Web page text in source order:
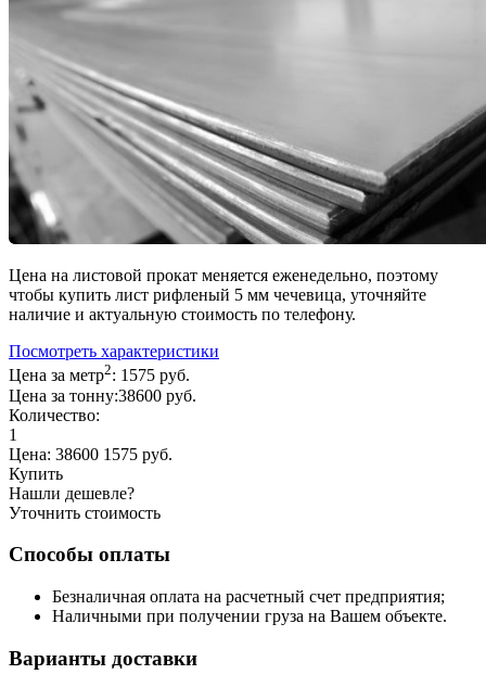
Цена на листовой прокат меняется еженедельно, поэтому
чтобы купить лист рифленый 5 мм чечевица, уточняйте
наличие и актуальную стоимость по телефону.
Посмотреть характеристики
Цена за метр2: 1575 руб.
Цена за тонну:38600 руб.
Количество:
1
Цена: 38600 1575 руб.
Купить
Нашли дешевле?
Уточнить стоимость
Способы оплаты
Безналичная оплата на расчетный счет предприятия;
Наличными при получении груза на Вашем объекте.
Варианты доставки